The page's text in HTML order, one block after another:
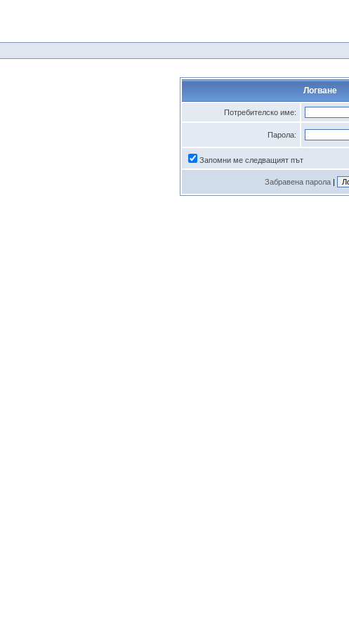
Логване
Потребителско име:
Парола:
Запомни ме следващият път
Забравена парола |